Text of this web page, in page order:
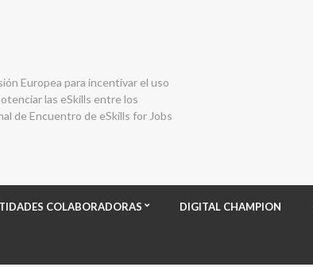
Europea para incentivar el uso
las eSkills entre los
de Encuentro de eSkills for Jobs
COLABORADORAS DIGITAL CHAMPION